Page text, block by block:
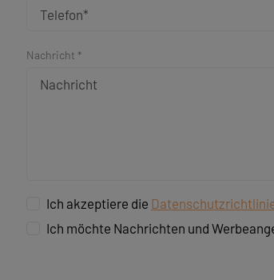
Nachricht *
Ich akzeptiere die
Ich möchte Nachrichten und